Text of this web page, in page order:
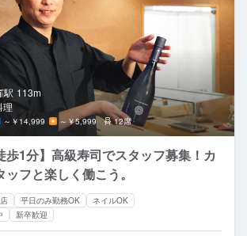
駅 113m
理
～￥14,999 ～￥5,999 12席
歩1分】高級寿司でスタッフ募集！カ
フと楽しく働こう。
平日のみ勤務OK
ネイルOK
新卒歓迎